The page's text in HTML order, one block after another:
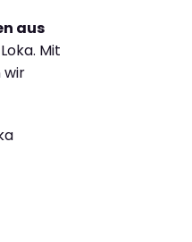
aus
Mit
wir